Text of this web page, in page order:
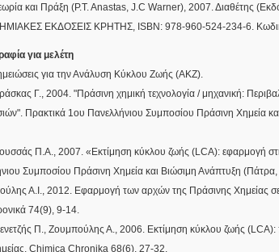
και Πράξη (P.T. Anastas, J.C Warner), 2007. Διαθέτης
ΕΚΔΟΣΕΙΣ ΚΡΗΤΗΣ, ISBN: 978-960-524-234-6.
για μελέτη
για την Ανάλυση Κύκλου Ζωής (ΑΚΖ).
Γ., 2004. "Πράσινη χημική τεχνολογία / μηχανική:
Πρακτικά 1ου Πανελλήνιου Συμποσίου Πράσινη Χημεία
Π.Α., 2007. «Εκτίμηση κύκλου ζωής (LCA): εφαρμογή
Συμποσίου Πράσινη Χημεία και Βιώσιμη Ανάπτυξη
Α.Ι., 2012. Εφαρμογή των αρχών της Πράσινης Χημείας
74(9), 9-14.
Π., Ζουμπούλης Α., 2006. Εκτίμηση κύκλου ζωής (LCA):
Chimica Chronika 68(6), 27-32.